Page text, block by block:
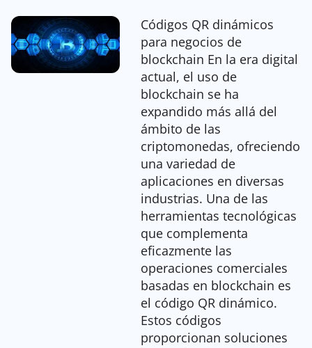
Códigos QR dinámicos
para negocios de
blockchain En la era digital
actual, el uso de
blockchain se ha
expandido más allá del
ámbito de las
criptomonedas, ofreciendo
una variedad de
aplicaciones en diversas
industrias. Una de las
herramientas tecnológicas
que complementa
eficazmente las
operaciones comerciales
basadas en blockchain es
el código QR dinámico.
Estos códigos
proporcionan soluciones